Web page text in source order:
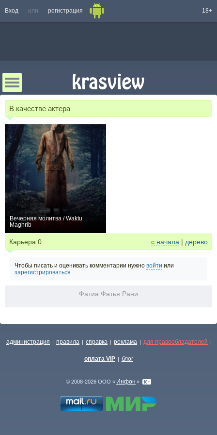
Вход или регистрация 18+
В качестве актера
Вечерняя молитва / Waktu
Maghrib
Карьера 0 с начала | дерево
Чтобы писать и оценивать комментарии нужно войти или
зарегистрироваться
Фатиа Фатья Рани
администрация | правила | справка | реклама | для правообладателей |
оплата VIP | блог
© 2008-2026 ООО « Инфон »